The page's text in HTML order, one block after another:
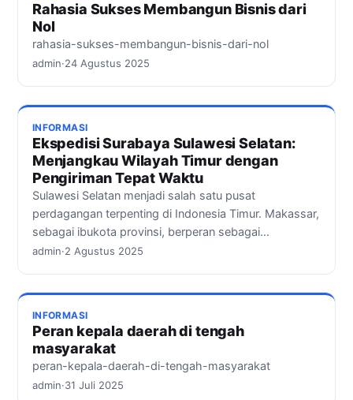
Rahasia Sukses Membangun Bisnis dari
Nol
rahasia-sukses-membangun-bisnis-dari-nol
admin·24 Agustus 2025
INFORMASI
Ekspedisi Surabaya Sulawesi Selatan:
Menjangkau Wilayah Timur dengan
Pengiriman Tepat Waktu
Sulawesi Selatan menjadi salah satu pusat
perdagangan terpenting di Indonesia Timur. Makassar,
sebagai ibukota provinsi, berperan sebagai…
admin·2 Agustus 2025
INFORMASI
Peran kepala daerah di tengah
masyarakat
peran-kepala-daerah-di-tengah-masyarakat
admin·31 Juli 2025